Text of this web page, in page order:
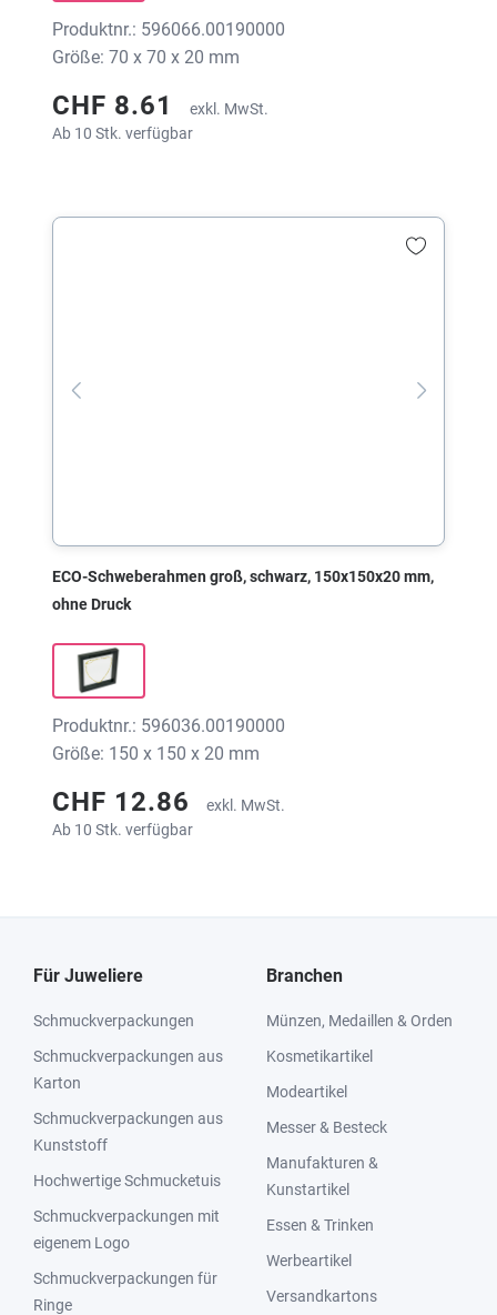
Produktnr.: 596066.00190000
Größe: 70 x 70 x 20 mm
CHF 8.61
exkl. MwSt.
Ab 10 Stk. verfügbar
ECO-Schweberahmen groß, schwarz, 150x150x20 mm,
ohne Druck
Produktnr.: 596036.00190000
Größe: 150 x 150 x 20 mm
CHF 12.86
exkl. MwSt.
Ab 10 Stk. verfügbar
Für Juweliere
Schmuckverpackungen
Schmuckverpackungen aus
Karton
Schmuckverpackungen aus
Kunststoff
Hochwertige Schmucketuis
Schmuckverpackungen mit
eigenem Logo
Schmuckverpackungen für
Ringe
Branchen
Münzen, Medaillen & Orden
Kosmetikartikel
Modeartikel
Messer & Besteck
Manufakturen &
Kunstartikel
Essen & Trinken
Werbeartikel
Versandkartons